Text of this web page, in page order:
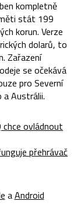
kompletně
stát 199
korun. Verze
dolarů, to
Zařazení
se očekává
pro Severní
a Austrálii.
chce ovládnout
přehrávač
aAndroid